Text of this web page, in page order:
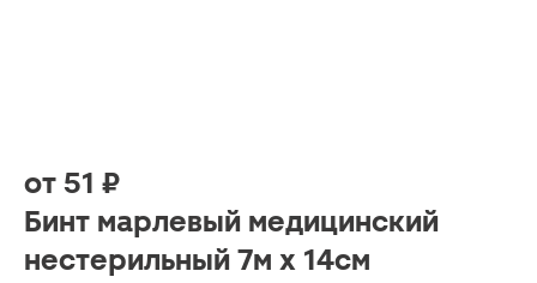
от 51 ₽
Бинт марлевый медицинский
нестерильный 7м х 14см